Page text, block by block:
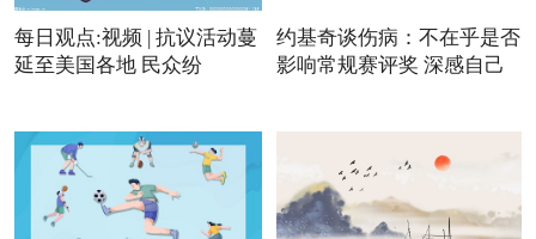
每日观点:视频 | 抗议活动蔓
延至美国各地 民众纷
约基奇谈伤病：不在乎是否
影响常规赛评奖 深感自己